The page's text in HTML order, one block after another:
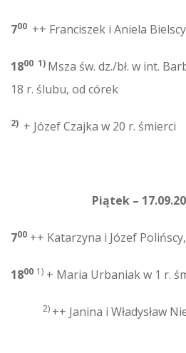
700 ++ Franciszek i Aniela
1800 1) Msza św. dz./bł. w int.
18 r. ślubu, od córek
2) + Józef Czajka w 20 r. śmierci
Piątek –
700 ++ Katarzyna i Józef
1800 1) + Maria Urbaniak w 1 r.
2) ++ Janina i Władysław